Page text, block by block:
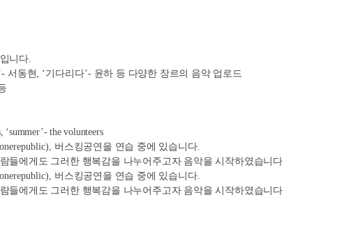
니다.
서동현, ‘기다리다’- 윤하 등 다양한 장르의 음악 업로드
‘summer’- the volunteers
버스킹공연을 연습 중에 있습니다.
들에게도 그러한 행복감을 나누어주고자 음악을 시작하였습니다
버스킹공연을 연습 중에 있습니다.
들에게도 그러한 행복감을 나누어주고자 음악을 시작하였습니다